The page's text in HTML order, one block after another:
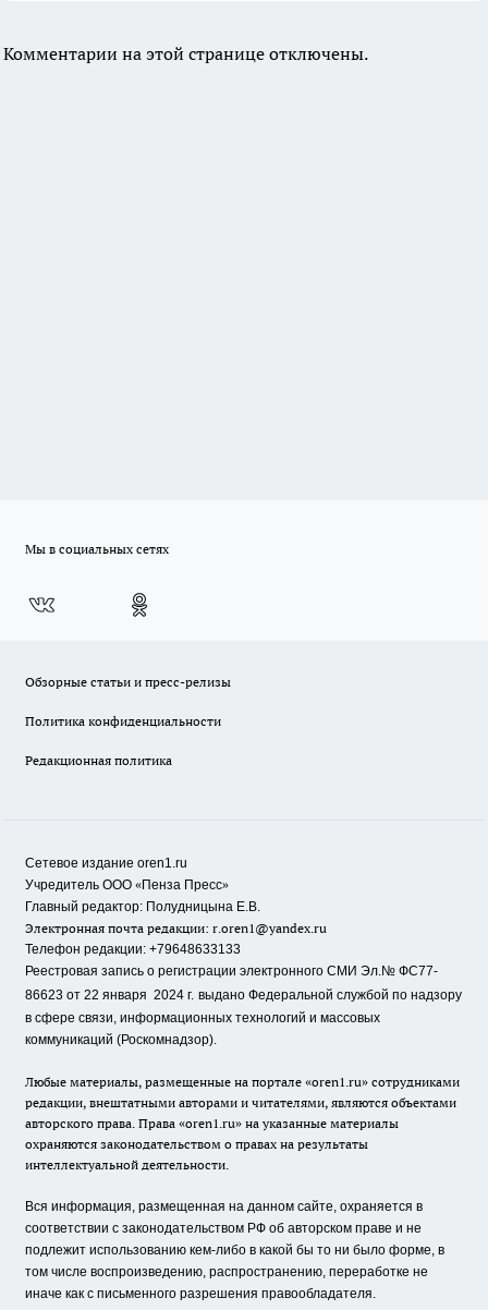
Комментарии на этой странице отключены.
Мы в социальных сетях
Обзорные статьи и пресс-релизы
Политика конфиденциальности
Редакционная политика
Сетевое издание oren1.ru
Учредитель ООО «Пенза Пресс»
Главный редактор: Полудницына Е.В.
Электронная почта редакции: r.oren1@yandex.ru
Телефон редакции: +79648633133
Реестровая запись о регистрации электронного СМИ Эл.№ ФС77-
86623 от 22 января 2024 г. выдано Федеральной службой по надзору
в сфере связи, информационных технологий и массовых
коммуникаций (Роскомнадзор).
Любые материалы, размещенные на портале «oren1.ru» сотрудниками
редакции, внештатными авторами и читателями, являются объектами
авторского права. Права «oren1.ru» на указанные материалы
охраняются законодательством о правах на результаты
интеллектуальной деятельности.
Вся информация, размещенная на данном сайте, охраняется в
соответствии с законодательством РФ об авторском праве и не
подлежит использованию кем-либо в какой бы то ни было форме, в
том числе воспроизведению, распространению, переработке не
иначе как с письменного разрешения правообладателя.